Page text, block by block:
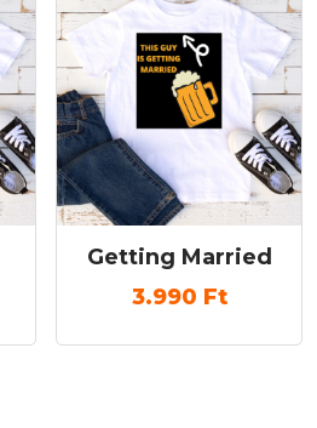
Getting Married
3.990 Ft